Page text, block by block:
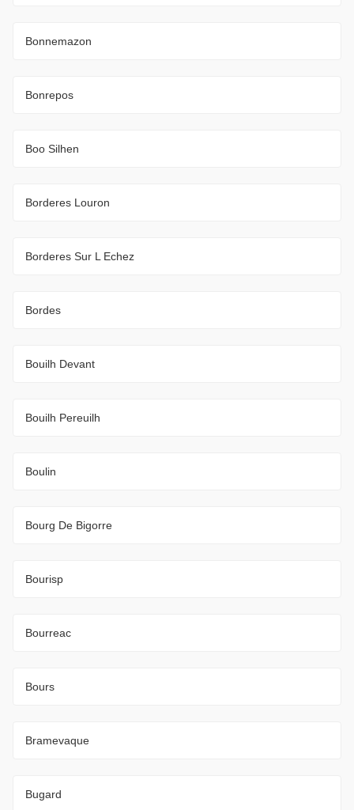
Bonnemazon
Bonrepos
Boo Silhen
Borderes Louron
Borderes Sur L Echez
Bordes
Bouilh Devant
Bouilh Pereuilh
Boulin
Bourg De Bigorre
Bourisp
Bourreac
Bours
Bramevaque
Bugard